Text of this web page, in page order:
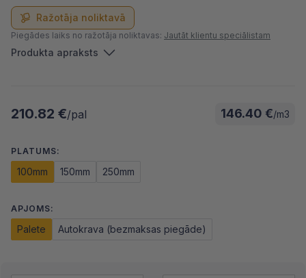
Ražotāja noliktavā
Piegādes laiks no ražotāja noliktavas: Jautāt klientu speciālistam
Produkta apraksts
210.82 €/pal 146.40 €/m3
PLATUMS:
100mm 150mm 250mm
APJOMS:
Palete Autokrava (bezmaksas piegāde)